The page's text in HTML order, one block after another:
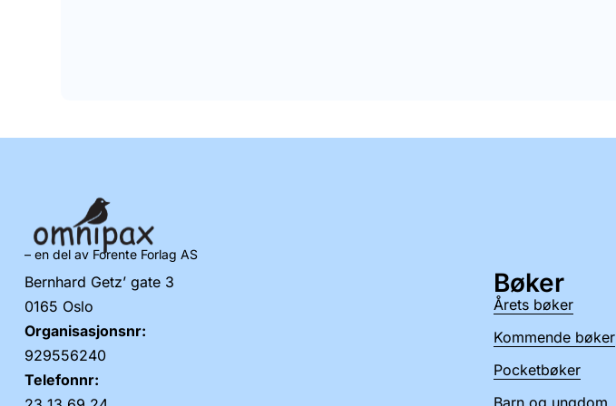
– en del av Forente Forlag AS
Bernhard Getz’ gate 3
0165 Oslo
Organisasjonsnr:
929556240
Telefonnr:
Bøker
Årets bøker
Kommende bøker
Pocketbøker
Barn og ungdom